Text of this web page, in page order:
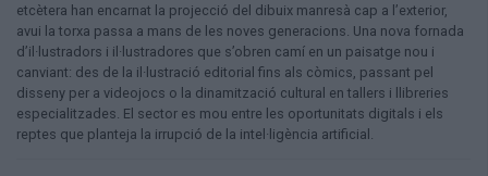
etcètera han encarnat la projecció del dibuix manresà cap a l’exterior,
avui la torxa passa a mans de les noves generacions. Una nova fornada
d’il·lustradors i il·lustradores que s’obren camí en un paisatge nou i
canviant: des de la il·lustració editorial fins als còmics, passant pel
disseny per a videojocs o la dinamització cultural en tallers i llibreries
especialitzades. El sector es mou entre les oportunitats digitals i els
reptes que planteja la irrupció de la intel·ligència artificial.